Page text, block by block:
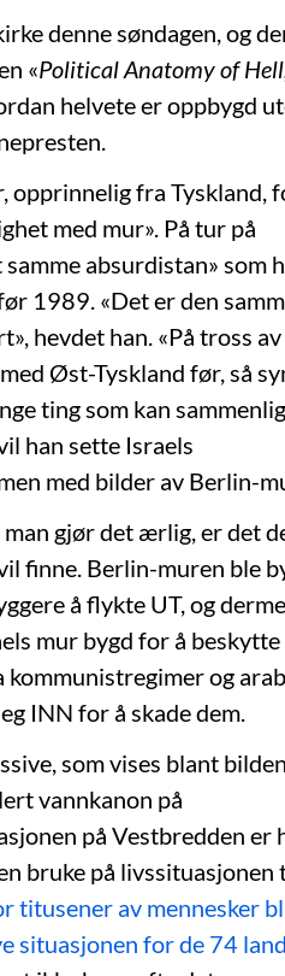
denne søndagen, og
«Political Anatomy of
helvete er oppbygd
opprinnelig fra Tyskland,
med mur». På tur på
absurdistan» som
1989. «Det er den
hevdet han. «På tross
Øst-Tyskland før, så
ting som kan
han sette Israels
med bilder av Berlin-
gjør det ærlig, er det
finne. Berlin-muren ble
å flykte UT, og
mur bygd for å beskytte
og
INN for å skade dem.
som vises blant
vannkanon på
på Vestbredden er
bruke på livssituasjonen
titusener av mennesker
situasjonen for de 74